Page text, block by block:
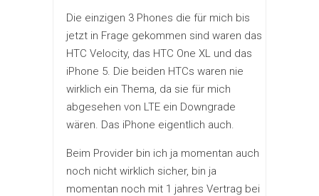
Die einzigen 3 Phones die für mich bis
jetzt in Frage gekommen sind waren das
HTC Velocity, das HTC One XL und das
iPhone 5. Die beiden HTCs waren nie
wirklich ein Thema, da sie für mich
abgesehen von LTE ein Downgrade
wären. Das iPhone eigentlich auch.
Beim Provider bin ich ja momentan auch
noch nicht wirklich sicher, bin ja
momentan noch mit 1 jahres Vertrag bei